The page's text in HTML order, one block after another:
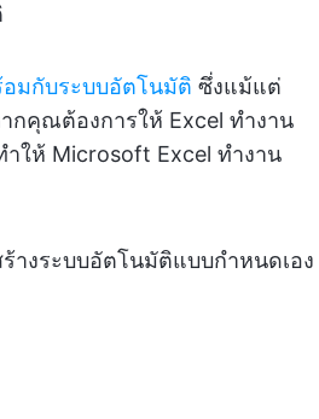
อมกับระบบอัตโนมัติ ซึ่งแม้แต่
กคุณต้องการให้ Excel ทำงาน
ให้ Microsoft Excel ทำงาน
างระบบอัตโนมัติแบบกำหนดเอง